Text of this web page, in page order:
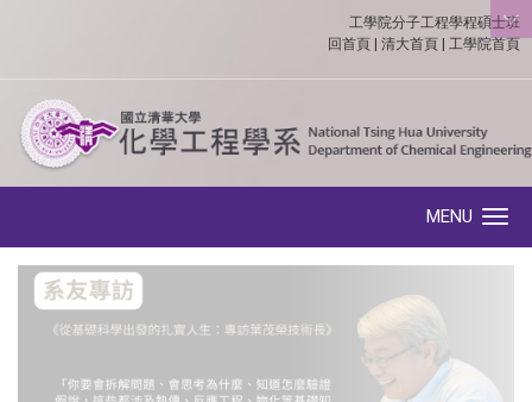
:::
工學院分子工程學程碩士班
回首頁
清大首頁 工學院首頁
MENU